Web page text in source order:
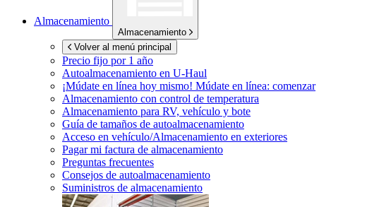
Almacenamiento
Almacenamiento
Volver al menú principal
Precio fijo por 1 año
Autoalmacenamiento en U-Haul
¡Múdate en línea hoy mismo! Múdate en línea: comenzar
Almacenamiento con control de temperatura
Almacenamiento para RV, vehículo y bote
Guía de tamaños de autoalmacenamiento
Acceso en vehículo/Almacenamiento en exteriores
Pagar mi factura de almacenamiento
Preguntas frecuentes
Consejos de autoalmacenamiento
Suministros de almacenamiento